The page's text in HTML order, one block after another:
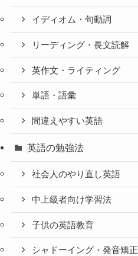
イディオム・句動詞
リーディング・長文読解
英作文・ライティング
単語・語彙
間違えやすい英語
英語の勉強法
社会人のやり直し英語
中上級者向け学習法
子供の英語教育
シャドーイング・発音矯正